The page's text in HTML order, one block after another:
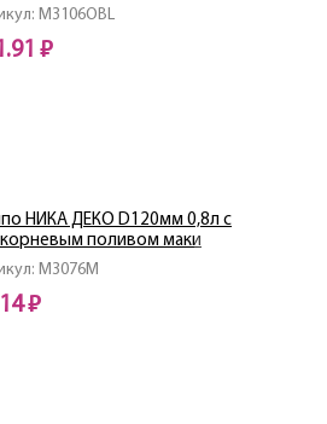
M3106OBL
₽
M3076M
НИКА ДЕКО D120мм 0,8л с
поливом маки
₽